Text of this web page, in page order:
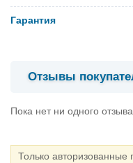
Гарантия
Отзывы
Пока нет ни одного
Только авторизованные